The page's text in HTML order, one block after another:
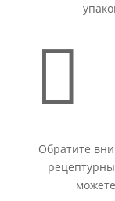

Обратите